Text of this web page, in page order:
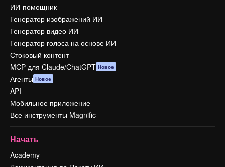
ИИ-помощник
Генератор изображений ИИ
Генератор видео ИИ
Генератор голоса на основе ИИ
Стоковый контент
MCP для Claude/ChatGPT Новое
Агенты Новое
API
Мобильное приложение
Все инструменты Magnific
Начать
Academy